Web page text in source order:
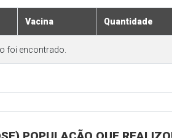
Vacina Quantidade
foi encontrado.